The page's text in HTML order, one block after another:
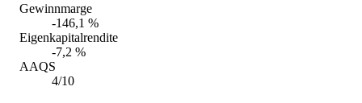
Gewinnmarge
-146,1 %
Eigenkapitalrendite
-7,2 %
AAQS
4/10